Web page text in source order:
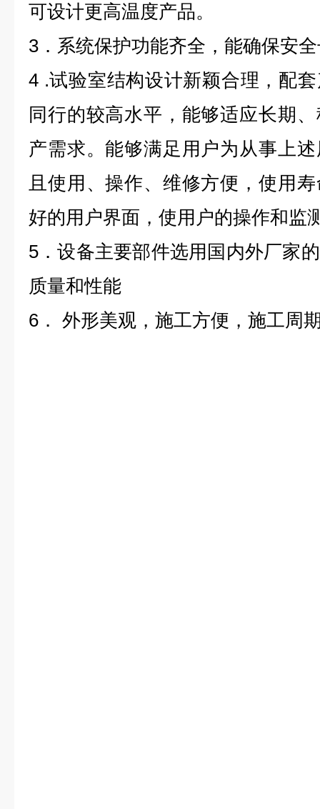
可设计更高温度产品。
3 ．系统保护功能齐全，能确保安
4 .试验室结构设计新颖合理，配
同行的较高水平，能够适应长期
产需求。能够满足用户为从事上
且使用、操作、维修方便，使用
好的用户界面，使用户的操作和监
5 ．设备主要部件选用国内外厂家
质量和性能
6 ． 外形美观，施工方便，施工周